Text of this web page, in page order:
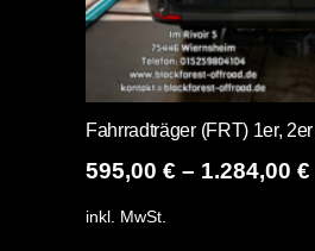
Fahrradträger (FRT) 1er,
595,00 € – 1.284,00 €
inkl. MwSt.